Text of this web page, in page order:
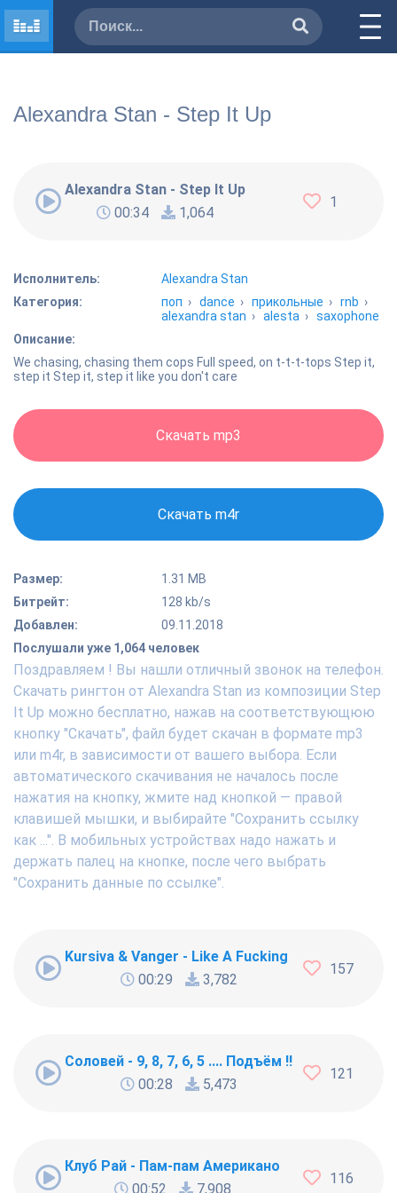
Alexandra Stan - Step It Up
Alexandra Stan - Step It Up
00:34
1,064
1
Исполнитель:
Alexandra Stan
Категория:
поп ›dance ›прикольные ›rnb ›
alexandra stan ›alesta ›saxophone
Описание:
We chasing, chasing them cops Full speed, on t-t-t-tops Step it,
step it Step it, step it like you don't care
Скачать mp3
Скачать m4r
Размер:
1.31 MB
Битрейт:
128 kb/s
Добавлен:
09.11.2018
Послушали уже 1,064 человек
Поздравляем ! Вы нашли отличный звонок на телефон.
Скачать рингтон от Alexandra Stan из композиции Step
It Up можно бесплатно, нажав на соответствующюю
кнопку "Скачать", файл будет скачан в формате mp3
или m4r, в зависимости от вашего выбора. Если
автоматического скачивания не началось после
нажатия на кнопку, жмите над кнопкой — правой
клавишей мышки, и выбирайте "Сохранить ссылку
как ...". В мобильных устройствах надо нажать и
держать палец на кнопке, после чего выбрать
"Сохранить данные по ссылке".
Kursiva & Vanger - Like A Fucking Newbie
00:29
3,782
157
Соловей - 9, 8, 7, 6, 5 .... Подъём !!!
00:28
5,473
121
Клуб Рай - Пам-пам Американо
00:52
7,908
116